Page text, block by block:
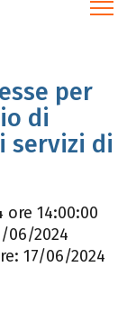
per
di
servizi di
14:00:00
06/2024
17/06/2024